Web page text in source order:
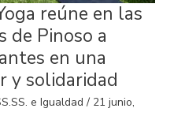
reúne en las
de Pinoso a
en una
y solidaridad
e Igualdad / 21 junio,